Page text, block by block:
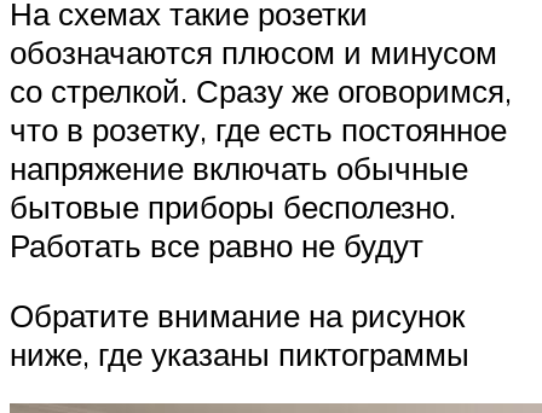
На схемах такие розетки
обозначаются плюсом и минусом
со стрелкой. Сразу же оговоримся,
что в розетку, где есть постоянное
напряжение включать обычные
бытовые приборы бесполезно.
Работать все равно не будут
Обратите внимание на рисунок
ниже, где указаны пиктограммы